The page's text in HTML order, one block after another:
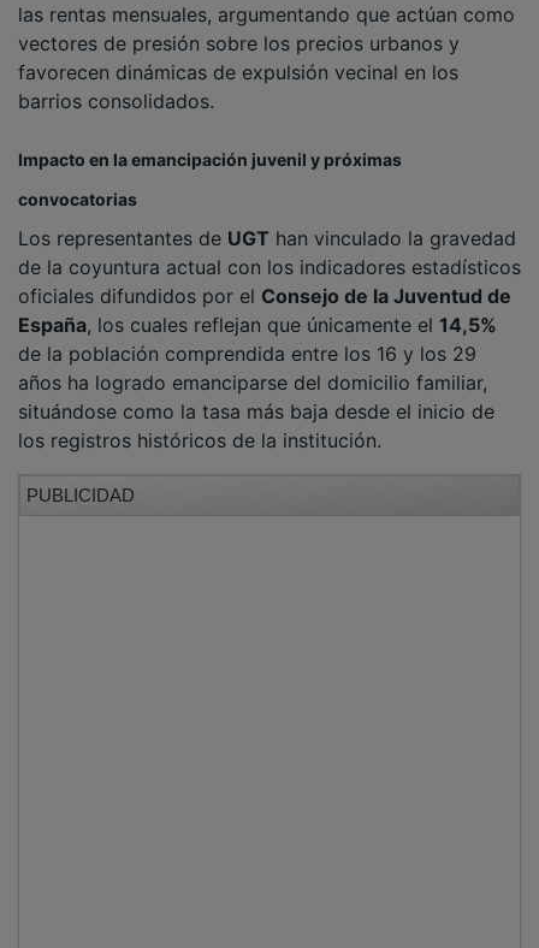
vectores de presión sobre los precios urbanos y
favorecen dinámicas de expulsión vecinal en los
barrios consolidados.
de la coyuntura actual con los indicadores estadísticos
oficiales difundidos por el Consejo de la Juventud de
España, los cuales reflejan que únicamente el14,5%
de la población comprendida entre los 16 y los 29
años ha logrado emanciparse del domicilio familiar,
situándose como la tasa más baja desde el inicio de
los registros históricos de la institución.